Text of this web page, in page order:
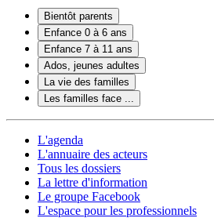
Bientôt parents
Enfance 0 à 6 ans
Enfance 7 à 11 ans
Ados, jeunes adultes
La vie des familles
Les familles face ...
L'agenda
L'annuaire des acteurs
Tous les dossiers
La lettre d'information
Le groupe Facebook
L'espace pour les professionnels